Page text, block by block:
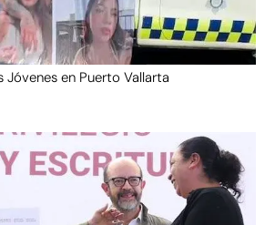
Jóvenes en Puerto Vallarta